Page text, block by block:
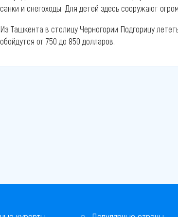
санки и снегоходы. Для детей здесь сооружают
Из Ташкента в столицу Черногории Подгорицу
обойдутся от 750 до 850 долларов.